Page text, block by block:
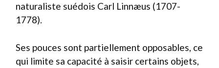
naturaliste suédois Carl Linnæus (1707-
1778).
Ses pouces sont partiellement opposables, ce
qui limite sa capacité à saisir certains objets,